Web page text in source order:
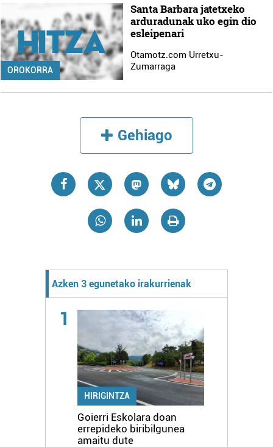
OROKORRA
Santa Barbara jatetxeko
arduradunak uko egin dio
esleipenari
Otamotz.com Urretxu-
Zumarraga
Gehiago
Azken 3 egunetako irakurrienak
1
HIRIGINTZA
Goierri Eskolara doan
errepideko biribilgunea
amaitu dute